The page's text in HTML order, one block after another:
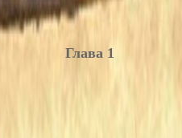
Глава 1